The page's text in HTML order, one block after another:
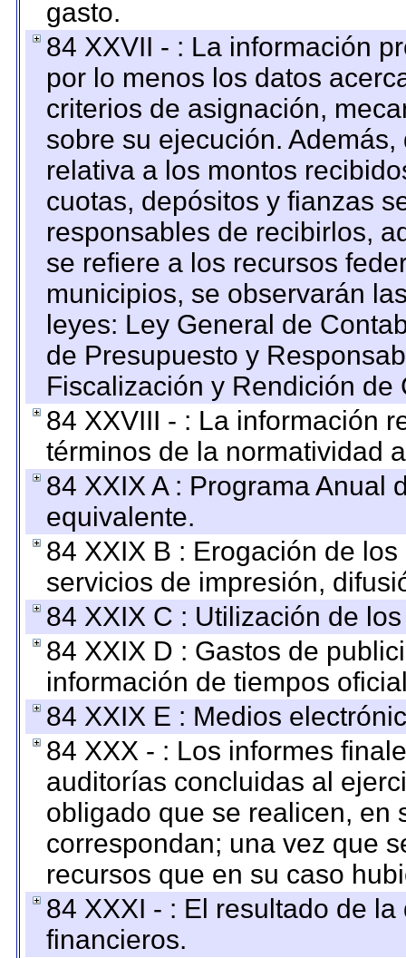
gasto.
84 XXVII - : La información
por lo menos los datos
criterios de asignación,
sobre su ejecución.
relativa a los montos
cuotas, depósitos y fianzas
responsables de recibirlos,
se refiere a los recursos
municipios, se observarán
leyes: Ley General de
de Presupuesto y
Fiscalización y Rendición
84 XXVIII - : La información
términos de la normatividad
84 XXIX A : Programa Anual
equivalente.
84 XXIX B : Erogación de
servicios de impresión,
84 XXIX C : Utilización de
84 XXIX D : Gastos de
información de tiempos
84 XXIX E : Medios
84 XXX - : Los informes
auditorías concluidas al
obligado que se realicen, en
correspondan; una vez que
recursos que en su caso
84 XXXI - : El resultado de
financieros.